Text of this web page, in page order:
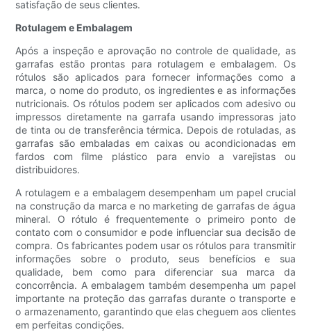
satisfação de seus clientes.
Rotulagem e Embalagem
Após a inspeção e aprovação no controle de qualidade, as
garrafas estão prontas para rotulagem e embalagem. Os
rótulos são aplicados para fornecer informações como a
marca, o nome do produto, os ingredientes e as informações
nutricionais. Os rótulos podem ser aplicados com adesivo ou
impressos diretamente na garrafa usando impressoras jato
de tinta ou de transferência térmica. Depois de rotuladas, as
garrafas são embaladas em caixas ou acondicionadas em
fardos com filme plástico para envio a varejistas ou
distribuidores.
A rotulagem e a embalagem desempenham um papel crucial
na construção da marca e no marketing de garrafas de água
mineral. O rótulo é frequentemente o primeiro ponto de
contato com o consumidor e pode influenciar sua decisão de
compra. Os fabricantes podem usar os rótulos para transmitir
informações sobre o produto, seus benefícios e sua
qualidade, bem como para diferenciar sua marca da
concorrência. A embalagem também desempenha um papel
importante na proteção das garrafas durante o transporte e
o armazenamento, garantindo que elas cheguem aos clientes
em perfeitas condições.